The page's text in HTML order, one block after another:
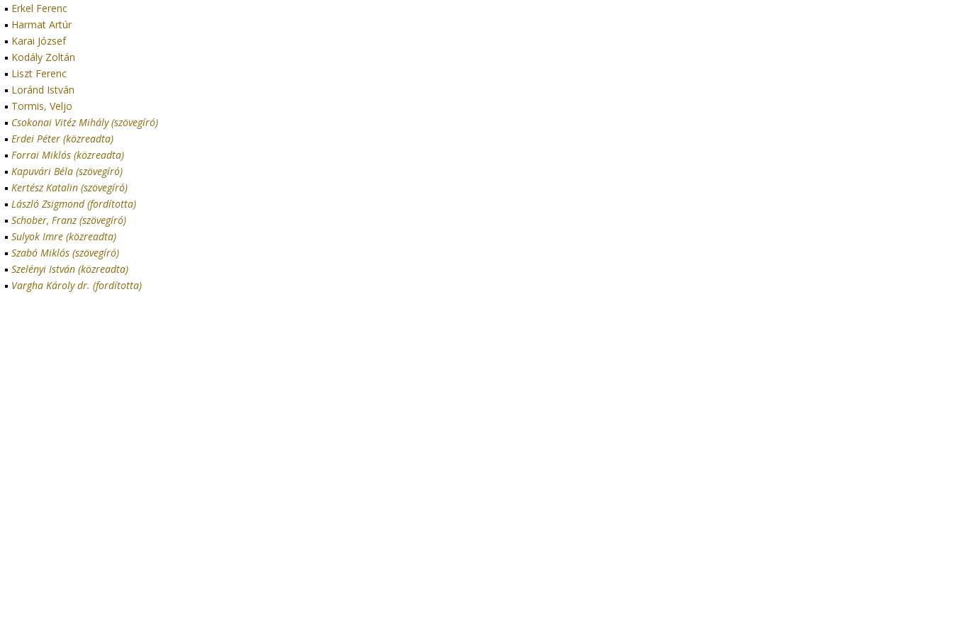
Erkel Ferenc
Harmat Artúr
Karai József
Kodály Zoltán
Liszt Ferenc
Loránd István
Tormis, Veljo
Csokonai Vitéz Mihály (szövegíró)
Erdei Péter (közreadta)
Forrai Miklós (közreadta)
Kapuvári Béla (szövegíró)
Kertész Katalin (szövegíró)
László Zsigmond (fordította)
Schober, Franz (szövegíró)
Sulyok Imre (közreadta)
Szabó Miklós (szövegíró)
Szelényi István (közreadta)
Vargha Károly dr. (fordította)